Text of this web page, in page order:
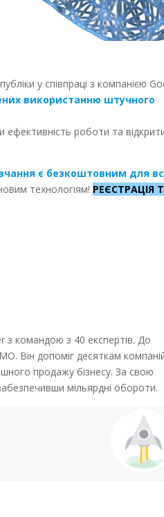
у співпраці з компанією
використанню штучного
роботи та
є безкоштовним для
технологіям! РЕЄСТРАЦІЯ
з командою з 40 експертів. До
Він допоміг десяткам
продажу бізнесу. За свою
мільярдні обороти.